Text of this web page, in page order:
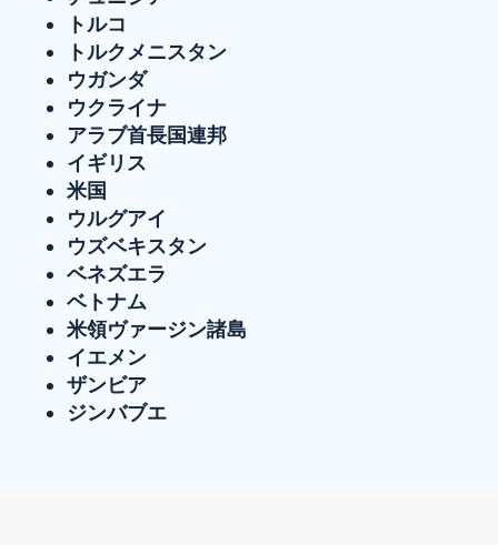
トルコ
トルクメニスタン
ウガンダ
ウクライナ
アラブ首長国連邦
イギリス
米国
ウルグアイ
ウズベキスタン
ベネズエラ
ベトナム
米領ヴァージン諸島
イエメン
ザンビア
ジンバブエ